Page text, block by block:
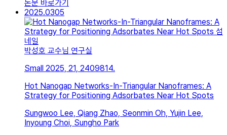
논문 바로가기
2025.0305
박성호 교수님 연구실
Small 2025, 21, 2409814.
Hot Nanogap Networks-In-Triangular Nanoframes: A
Strategy for Positioning Adsorbates Near Hot Spots
Sungwoo Lee, Qiang Zhao, Seonmin Oh, Yujin Lee,
Inyoung Choi, Sungho Park